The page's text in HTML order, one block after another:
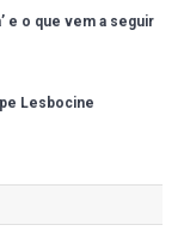
e o que vem a seguir
Lesbocine